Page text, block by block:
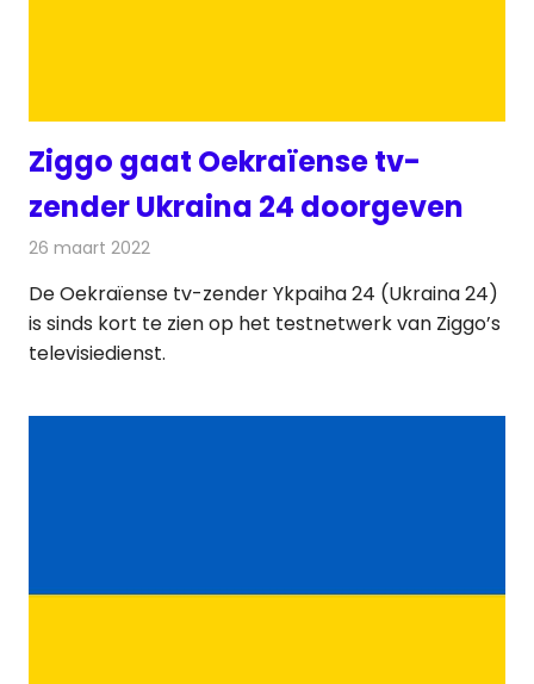
Ziggo gaat Oekraïense tv-
zender Ukraina 24 doorgeven
26 maart 2022
De Oekraïense tv-zender Ykpaiha 24 (Ukraina 24)
is sinds kort te zien op het testnetwerk van Ziggo’s
televisiedienst.